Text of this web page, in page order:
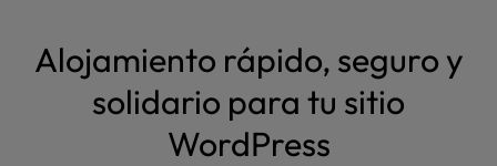
Alojamiento rápido, seguro y
solidario para tu sitio
WordPress